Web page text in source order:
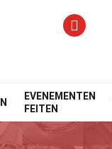
EVENEMENTEN
FEITEN